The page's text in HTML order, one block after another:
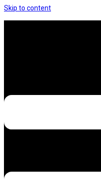
Skip to content